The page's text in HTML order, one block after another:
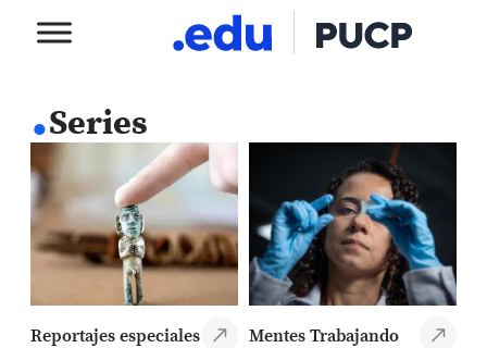
.Series
Reportajes especiales Mentes Trabajando